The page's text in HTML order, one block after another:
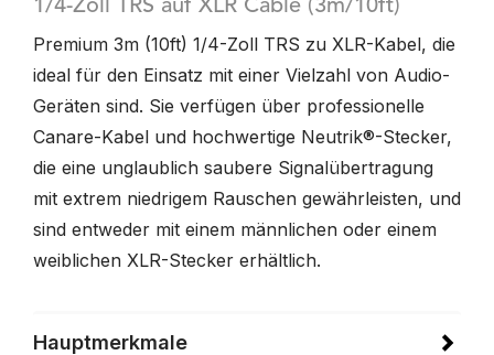
1/4-Zoll TRS auf XLR Cable (3m/10ft)
Premium 3m (10ft) 1/4-Zoll TRS zu XLR-Kabel, die
ideal für den Einsatz mit einer Vielzahl von Audio-
Geräten sind. Sie verfügen über professionelle
Canare-Kabel und hochwertige Neutrik®-Stecker,
die eine unglaublich saubere Signalübertragung
mit extrem niedrigem Rauschen gewährleisten, und
sind entweder mit einem männlichen oder einem
weiblichen XLR-Stecker erhältlich.
Hauptmerkmale